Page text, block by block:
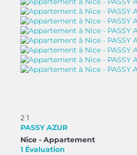
2 1
PASSY AZUR
Nice - Appartement
1 Évaluation